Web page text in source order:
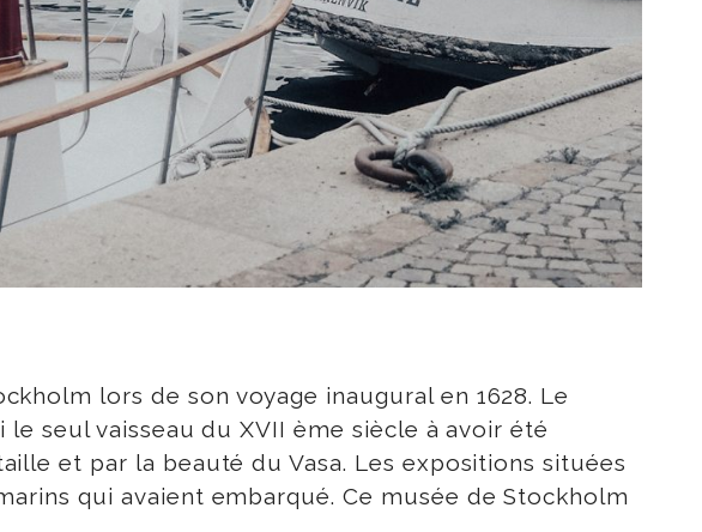
lors de son voyage inaugural en 1628. Le
seul vaisseau du XVII ème siècle à avoir été
et par la beauté du Vasa. Les expositions situées
qui avaient embarqué. Ce musée de Stockholm